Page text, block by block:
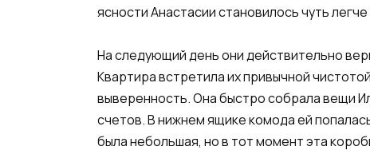
ясности Анастасии становилось чуть
На следующий день они действительно
Квартира встретила их привычной
выверенность. Она быстро собрала вещи
счетов. В нижнем ящике комода ей
была небольшая, но в тот момент эта